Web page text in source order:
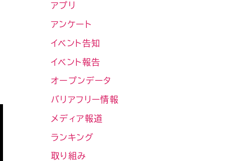
アプリ
アンケート
イベント告知
イベント報告
オープンデータ
バリアフリー情報
メディア報道
ランキング
取り組み